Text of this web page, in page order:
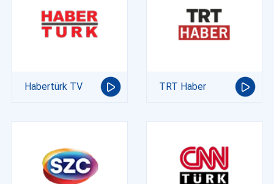
Habertürk TV TRT Haber